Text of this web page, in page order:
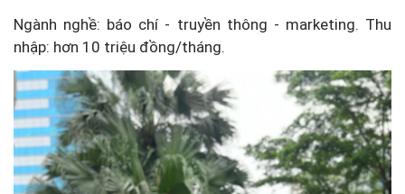
Ngành nghề: báo chí - truyền thông - marketing. Thu
nhập: hơn 10 triệu đồng/tháng.